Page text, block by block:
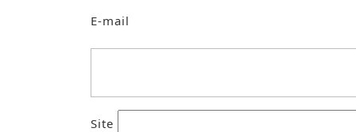
E-mail
Site